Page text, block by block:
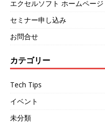
エクセルソフト ホームページ
セミナー申し込み
お問合せ
カテゴリー
Tech Tips
イベント
未分類